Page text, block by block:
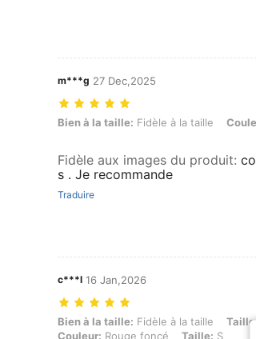
m***g 27 Dec,2025
Bien à la taille: Fidèle à la taille, Couleur:
Bien à la taille: Fidèle à la taille
Fidèle aux images du produit:
s . Je recommande
Traduire
c***l 16 Jan,2026
Bien à la taille: Fidèle à la taille, Taille: 163
Bien à la taille: Fidèle à la taille
Couleur: Rouge foncé Taille: S